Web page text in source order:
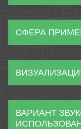
СФЕРА
ВАРИАНТ